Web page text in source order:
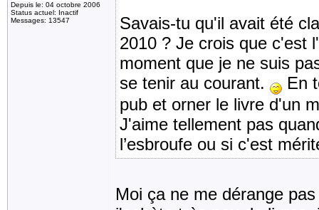
Depuis le: 04 octobre 2006
Status actuel: Inactif
Messages: 13547
Savais-tu qu'il avait été
2010 ? Je crois que c'est
moment que je ne suis
se tenir au courant.
En
pub et orner le livre d'un
J'aime tellement pas
l’esbroufe ou si c'est
Moi ça ne me dérange